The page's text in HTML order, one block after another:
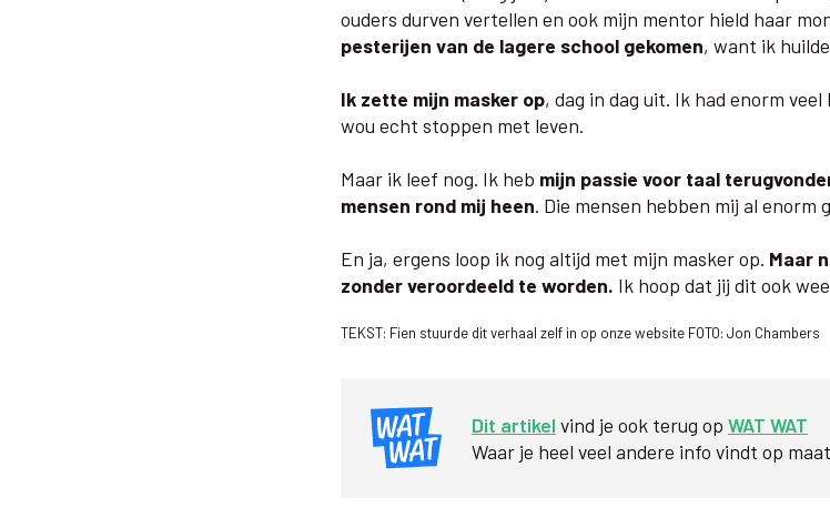
ouders durven vertellen en ook mijn mentor hield haar
pesterijen van de lagere school gekomen, want ik
Ik zette mijn masker op, dag in dag uit. Ik had enorm
wou echt stoppen met leven.
Maar ik leef nog. Ik heb mijn passie voor taal
mensen rond mij heen. Die mensen hebben mij al enorm
En ja, ergens loop ik nog altijd met mijn masker op. Maar
zonder veroordeeld te worden. Ik hoop dat jij dit ook
TEKST: Fien stuurde dit verhaal zelf in op onze website FOTO: Jon Chambers
Dit artikel vind je ook terug op WAT WAT
Waar je heel veel andere info vindt op